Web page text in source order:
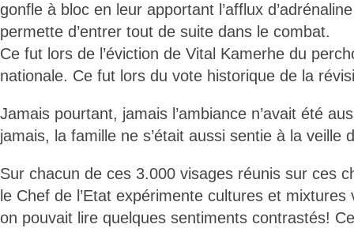
gonfle à bloc en leur apportant l’afflux
permette d’entrer tout de suite dans le combat.
Ce fut lors de l’éviction de Vital Kamerhe du
nationale. Ce fut lors du vote historique de la
Jamais pourtant, jamais l’ambiance n’avait été
jamais, la famille ne s’était aussi sentie à la veille
Sur chacun de ces 3.000 visages réunis sur ces
le Chef de l’Etat expérimente cultures et
on pouvait lire quelques sentiments contrastés!